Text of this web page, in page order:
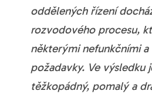
oddělených řízení
rozvodového procesu,
některými nefunkčními
požadavky. Ve výsledku
těžkopádný, pomalý a